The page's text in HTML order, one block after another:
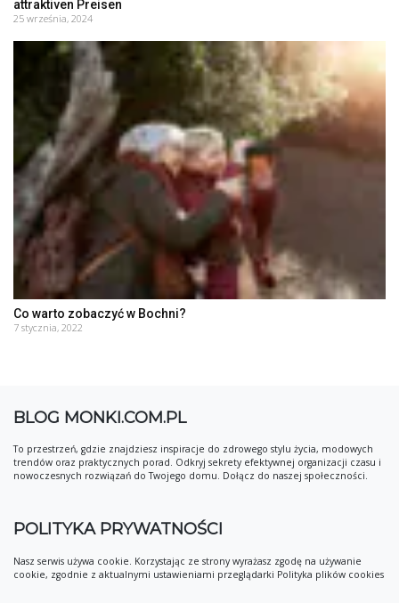
attraktiven Preisen
25 września, 2024
Co warto zobaczyć w Bochni?
7 stycznia, 2022
BLOG MONKI.COM.PL
To przestrzeń, gdzie znajdziesz inspiracje do zdrowego stylu życia, modowych
trendów oraz praktycznych porad. Odkryj sekrety efektywnej organizacji czasu i
nowoczesnych rozwiązań do Twojego domu. Dołącz do naszej społeczności.
POLITYKA PRYWATNOŚCI
Nasz serwis używa cookie. Korzystając ze strony wyrażasz zgodę na używanie
cookie, zgodnie z aktualnymi ustawieniami przeglądarki Polityka plików cookies